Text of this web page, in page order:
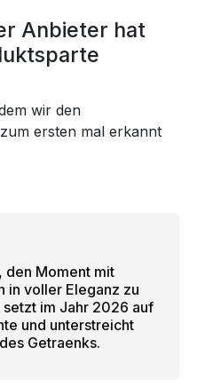
Anbieter hat
wir den
ersten mal erkannt
den Moment mit
in voller Eleganz zu
im Jahr 2026 auf
und unterstreicht
Getraenks.